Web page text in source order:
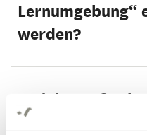
Lernumgebung“
werden?
Welche
einem solchen